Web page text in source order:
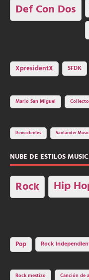
Def Con Dos
XpresidentX SFDK
Mario San Miguel
Reincidentes Santander
NUBE DE ESTILOS
Rock Hip
Pop Rock
Rock mestizo Canción de